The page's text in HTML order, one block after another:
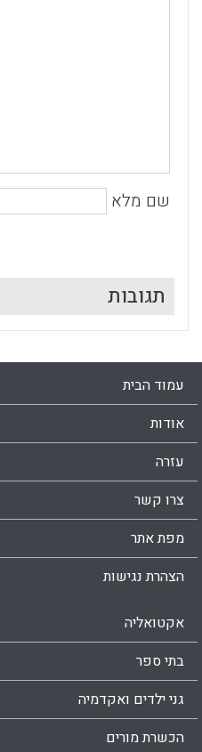
שם מלא
תגובות
עמוד הבית
אודות
עזרה
צרו קשר
מפת אתר
הצהרת נגישות
אקטואליה
בתי ספר
גני ילדים ואקדמיה
הכשרת מורים